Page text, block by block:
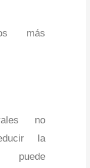
más
no
la
puede